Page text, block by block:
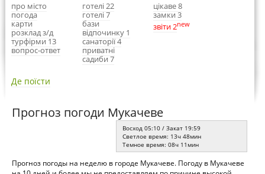
про місто
погода
карти
розклад з/д
турфірми 13
вопрос-ответ
готелі 22
готелі 7
бази
відпочинку 1
санаторії 4
приватні
садиби 7
цікаве 8
замки 3
звіти 2new
Де поїсти
Прогноз погоди Мукачеве
Восход 05:10 / Закат 19:59
Светлое время: 13ч 48мин
Темное время: 08ч 11мин
Прогноз погоды на неделю в городе Мукачеве. Погоду в Мукачеве